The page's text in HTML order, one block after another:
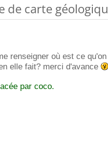
de carte
renseigner où est ce
elle fait? merci d'avance
par coco.